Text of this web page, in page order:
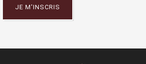
JE M'INSCRIS